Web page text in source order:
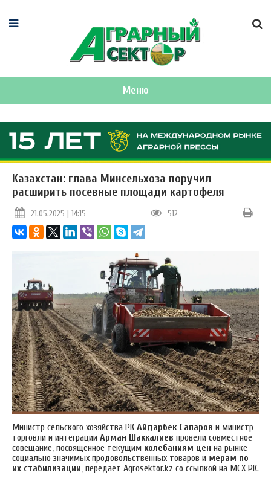
Меню
Казахстан: глава Минсельхоза поручил
расширить посевные площади картофеля
21.05.2025 | 14:15 512
Министр сельского хозяйства РКАйдарбек Сапаров и министр
торговли и интеграции Арман Шаккалиев провели совместное
совещание, посвященное текущим колебаниям цен на рынке
социально значимых продовольственных товаров и мерам по
их стабилизации, передает Аgrosektor.kz со ссылкой на МСХ РК.